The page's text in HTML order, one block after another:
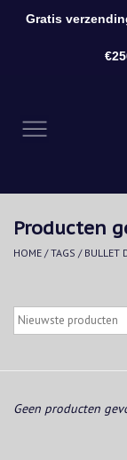
Kleding
Accessoires
Producten
HOME /TAGS / BULLET
Geen producten
Gratis